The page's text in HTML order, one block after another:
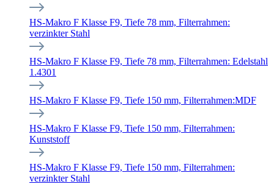
HS-Makro F Klasse F9, Tiefe 78 mm, Filterrahmen:
verzinkter Stahl
HS-Makro F Klasse F9, Tiefe 78 mm, Filterrahmen: Edelstahl
1.4301
HS-Makro F Klasse F9, Tiefe 150 mm, Filterrahmen:MDF
HS-Makro F Klasse F9, Tiefe 150 mm, Filterrahmen:
Kunststoff
HS-Makro F Klasse F9, Tiefe 150 mm, Filterrahmen:
verzinkter Stahl